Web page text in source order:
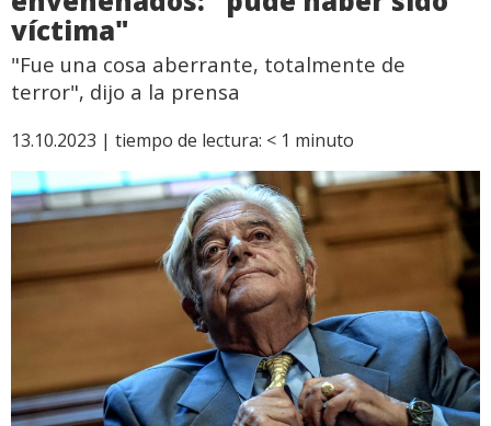
víctima"
"Fue una cosa aberrante, totalmente de
terror", dijo a la prensa
13.10.2023 | tiempo de lectura: < 1 minuto